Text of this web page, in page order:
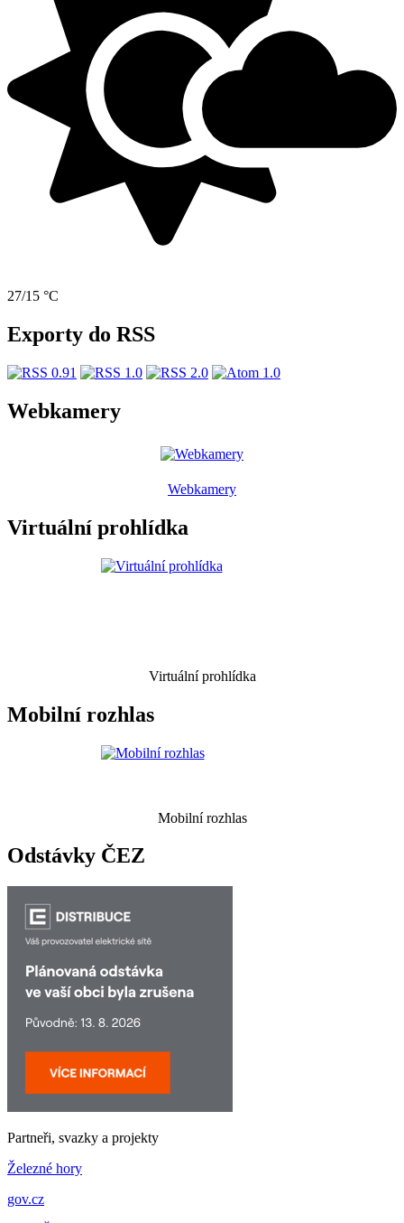
27/15 °C
Exporty do RSS
Webkamery
Webkamery
Virtuální prohlídka
Virtuální prohlídka
Mobilní rozhlas
Mobilní rozhlas
Odstávky ČEZ
Partneři, svazky a projekty
Železné hory
gov.cz